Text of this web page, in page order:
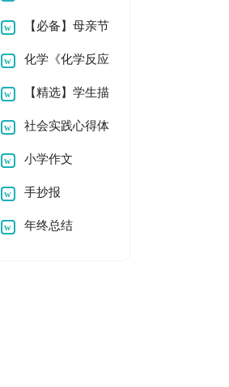
作文600字3篇
【必备】母亲节
的作文100字锦集十
篇
化学《化学反应
中的能量变化》教案
6篇
【精选】学生描
写小学的作文400字
九篇
社会实践心得体
会(通用15篇)
小学作文
手抄报
年终总结